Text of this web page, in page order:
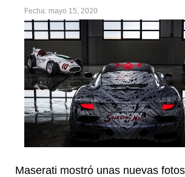
Fecha: mayo 15, 2020
Maserati mostró unas nuevas